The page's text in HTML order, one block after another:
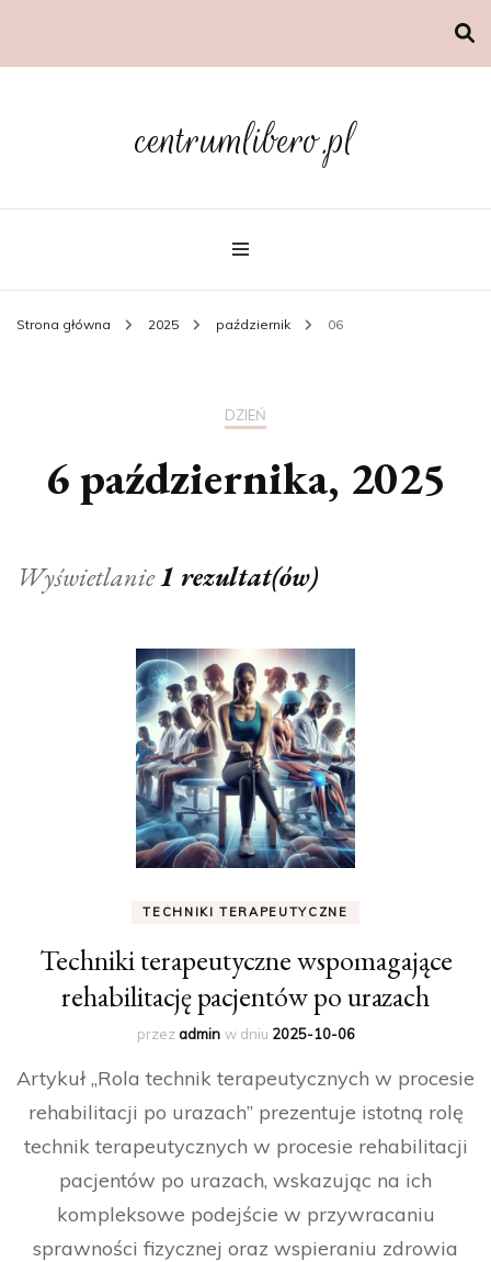
centrumlibero.pl
Strona główna 2025 październik 06
DZIEŃ
6 października, 2025
Wyświetlanie1 rezultat(ów)
TECHNIKI TERAPEUTYCZNE
Techniki terapeutyczne wspomagające
rehabilitację pacjentów po urazach
przezadmin w dniu 2025-10-06
Artykuł „Rola technik terapeutycznych w procesie
rehabilitacji po urazach” prezentuje istotną rolę
technik terapeutycznych w procesie rehabilitacji
pacjentów po urazach, wskazując na ich
kompleksowe podejście w przywracaniu
sprawności fizycznej oraz wspieraniu zdrowia